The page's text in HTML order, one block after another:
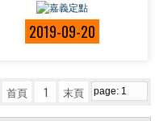
2019-09-20
首頁 1 末頁